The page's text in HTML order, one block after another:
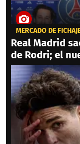
MERCADO DE
Real Madrid
de Rodri; el